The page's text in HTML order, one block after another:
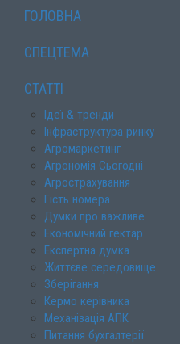
ГОЛОВНА
СПЕЦТЕМА
СТАТТІ
Ідеї & тренди
Інфраструктура ринку
Агромаркетинг
Агрономія Сьогодні
Агрострахування
Гість номера
Думки про важливе
Економічний гектар
Експертна думка
Життєве середовище
Зберігання
Кермо керівника
Механізація АПК
Питання бухгалтерії